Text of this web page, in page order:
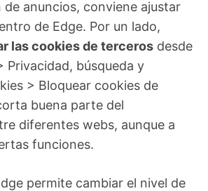
de anuncios, conviene ajustar
de Edge. Por un lado,
las cookies de terceros desde
Privacidad, búsqueda y
> Bloquear cookies de
buena parte del
diferentes webs, aunque a
funciones.
permite cambiar el nivel de